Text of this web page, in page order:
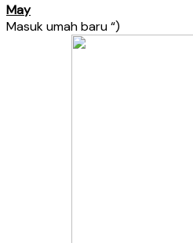
May
Masuk umah baru “)